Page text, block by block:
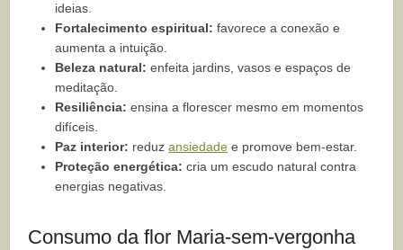
ideias.
Fortalecimento espiritual: favorece a conexão e
aumenta a intuição.
Beleza natural: enfeita jardins, vasos e espaços de
meditação.
Resiliência: ensina a florescer mesmo em momentos
difíceis.
Paz interior: reduzansiedade e promove bem-estar.
Proteção energética: cria um escudo natural contra
energias negativas.
Consumo da flor Maria-sem-vergonha